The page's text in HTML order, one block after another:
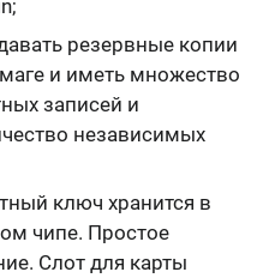
резервные копии
и иметь множество
записей и
независимых
ключ хранится в
чипе. Простое
Слот для карты